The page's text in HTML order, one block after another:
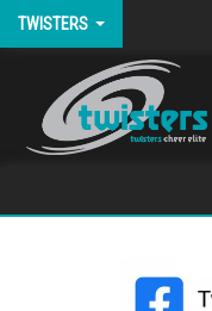
TWISTERS